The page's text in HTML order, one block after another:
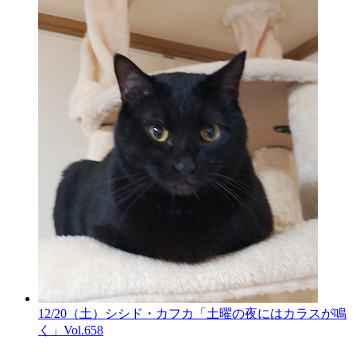
12/20（土）シシド・カフカ「土曜の夜にはカラスが鳴
く」Vol.658